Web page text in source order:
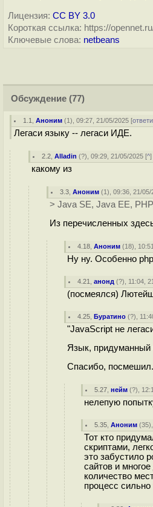
Лицензия: CC BY 3.0
Короткая ссылка: https://
Ключевые слова: netbeans
Обсуждение (77)
1.1 ,Аноним (1), 09:27, 21/05/2025 [
Легаси языку -- легаси ИДЕ.
2.2 ,Alladin (?), 09:29, 21/05/2025 [^]
какому из
3.3 ,Аноним (1), 09:36, 21/05/
> Java SE, Java EE,
Из перечисленных
4.18 ,Аноним (18),
Ну ну. Особенно
4.21 ,анонд (?), 11:04,
(посмеялся)
4.25 ,Буратино (?),
"JavaScript не
Язык, придуманный
Спасибо, посмешил.
5.27 ,нейм (?),
нелепую
5.35 ,Аноним (35
Тот кто
скриптами,
это забустило
сайтов и
количество
процесс сильно